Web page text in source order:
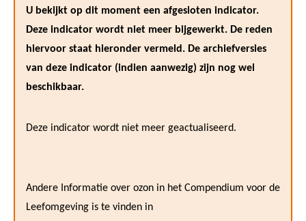
U bekijkt op dit moment een afgesloten indicator.
Deze indicator wordt niet meer bijgewerkt. De reden
hiervoor staat hieronder vermeld. De archiefversies
van deze indicator (indien aanwezig) zijn nog wel
beschikbaar.
Deze indicator wordt niet meer geactualiseerd.
Andere Informatie over ozon in het Compendium voor de
Leefomgeving is te vinden in